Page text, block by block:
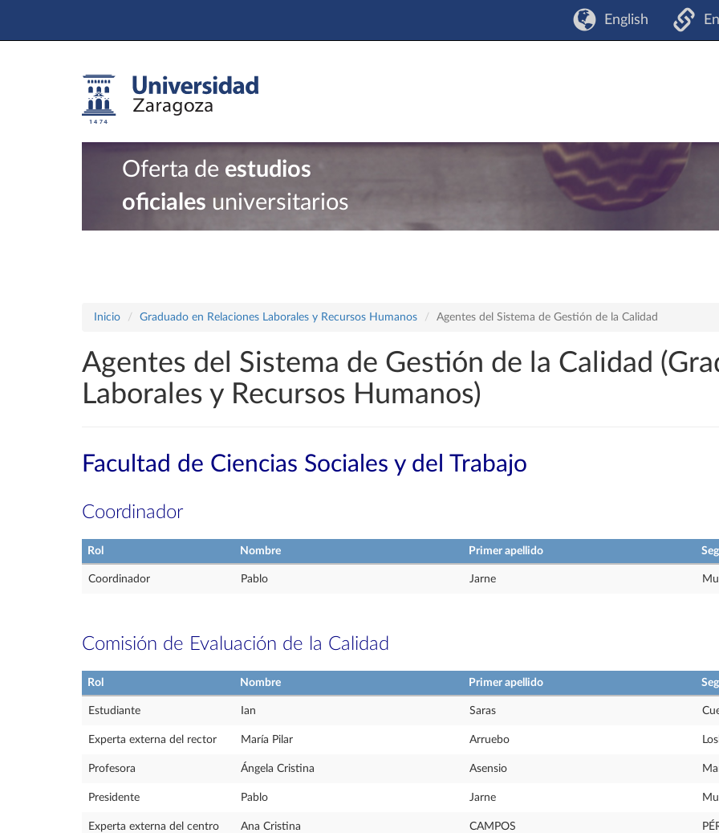
English
Oferta de estudios
oficiales universitarios
Inicio Graduado en Relaciones Laborales y Recursos Humanos Agentes del Sistema de Gestión de la Calidad
Agentes del Sistema de Gestión de la Calidad
Laborales y Recursos Humanos)
Facultad de Ciencias Sociales y del Trabajo
Coordinador
Rol Nombre Primer apellido
Coordinador Pablo Jarne
Comisión de Evaluación de la Calidad
Rol Nombre Primer apellido
Estudiante Ian Saras
Experta externa del rector María Pilar Arruebo
Profesora Ángela Cristina Asensio
Presidente Pablo Jarne
Experta externa del centro Ana Cristina CAMPOS